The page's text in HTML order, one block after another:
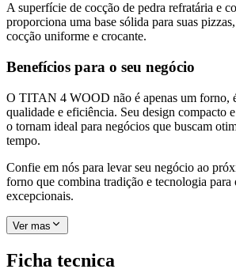
A superfície de cocção de pedra refratária e
proporciona uma base sólida para suas
cocção uniforme e crocante.
Benefícios para o seu negócio
O TITAN 4 WOOD não é apenas um forno,
qualidade e eficiência. Seu design compacto
o tornam ideal para negócios que buscam
tempo.
Confie em nós para levar seu negócio ao
forno que combina tradição e tecnologia para
excepcionais.
Ver mas
Ficha tecnica